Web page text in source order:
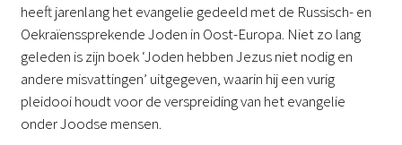
heeft jarenlang het evangelie gedeeld met de Russisch- en
Oekraïenssprekende Joden in Oost-Europa. Niet zo lang
geleden is zijn boek ‘Joden hebben Jezus niet nodig en
andere misvattingen’ uitgegeven, waarin hij een vurig
pleidooi houdt voor de verspreiding van het evangelie
onder Joodse mensen.